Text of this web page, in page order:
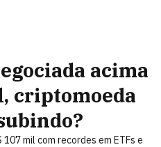
acima
criptomoeda
mil com recordes em ETFs e